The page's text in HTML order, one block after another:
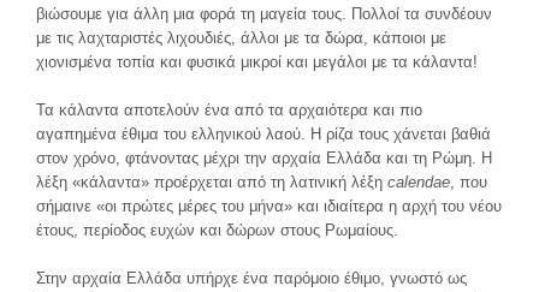
βιώσουμε για άλλη μια φορά τη μαγεία τους. Πολλοί τα συνδέουν
με τις λαχταριστές λιχουδιές, άλλοι με τα δώρα, κάποιοι με
χιονισμένα τοπία και φυσικά μικροί και μεγάλοι με τα κάλαντα!
Τα κάλαντα αποτελούν ένα από τα αρχαιότερα και πιο
αγαπημένα έθιμα του ελληνικού λαού. Η ρίζα τους χάνεται βαθιά
στον χρόνο, φτάνοντας μέχρι την αρχαία Ελλάδα και τη Ρώμη. Η
λέξη «κάλαντα» προέρχεται από τη λατινική λέξη calendae, που
σήμαινε «οι πρώτες μέρες του μήνα» και ιδιαίτερα η αρχή του νέου
έτους, περίοδος ευχών και δώρων στους Ρωμαίους.
Στην αρχαία Ελλάδα υπήρχε ένα παρόμοιο έθιμο, γνωστό ως